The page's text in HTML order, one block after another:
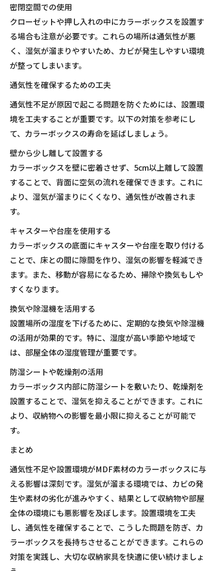
密閉空間での使用
クローゼットや押し入れの中にカラーボックスを設置す
る場合も注意が必要です。これらの場所は通気性が悪
く、湿気が溜まりやすいため、カビが発生しやすい環境
が整ってしまいます。
通気性を確保するための工夫
通気性不足が原因で起こる問題を防ぐためには、設置環
境を工夫することが重要です。以下の対策を参考にし
て、カラーボックスの寿命を延ばしましょう。
壁から少し離して設置する
カラーボックスを壁に密着させず、5cm以上離して設置
することで、背面に空気の流れを確保できます。これに
より、湿気が溜まりにくくなり、通気性が改善されま
す。
キャスターや台座を使用する
カラーボックスの底面にキャスターや台座を取り付ける
ことで、床との間に隙間を作り、湿気の影響を軽減でき
ます。また、移動が容易になるため、掃除や換気もしや
すくなります。
換気や除湿機を活用する
設置場所の湿度を下げるために、定期的な換気や除湿機
の活用が効果的です。特に、湿度が高い季節や地域で
は、部屋全体の湿度管理が重要です。
防湿シートや乾燥剤の活用
カラーボックス内部に防湿シートを敷いたり、乾燥剤を
設置することで、湿気を抑えることができます。これに
より、収納物への影響を最小限に抑えることが可能で
す。
まとめ
通気性不足や設置環境がMDF素材のカラーボックスに与
える影響は深刻です。湿気が溜まる環境では、カビの発
生や素材の劣化が進みやすく、結果として収納物や部屋
全体の環境にも悪影響を及ぼします。設置環境を工夫
し、通気性を確保することで、こうした問題を防ぎ、カ
ラーボックスを長持ちさせることができます。これらの
対策を実践し、大切な収納家具を快適に使い続けましょ